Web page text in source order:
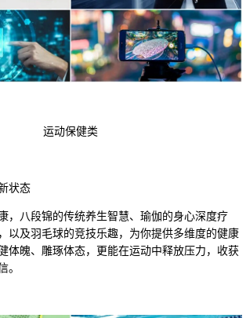
运动保健类
状态
，八段锦的传统养生智慧、瑜伽的身心深度疗
以及羽毛球的竞技乐趣，为你提供多维度的健康
体魄、雕琢体态，更能在运动中释放压力，收获